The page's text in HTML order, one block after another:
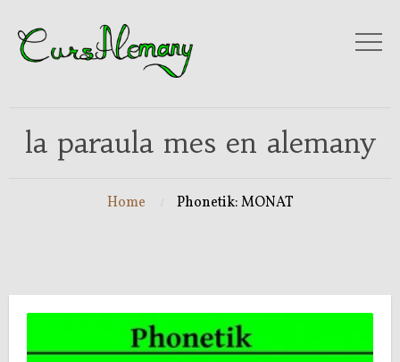
la paraula mes en alemany
Home Phonetik: MONAT